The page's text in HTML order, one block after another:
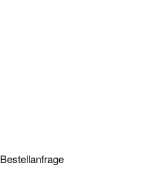
Bestellanfrage